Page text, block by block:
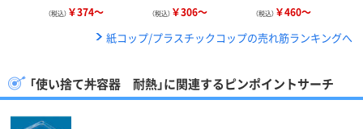
（税込） ￥374～ （税込） ￥306～ （税込） ￥460～
紙コップ/プラスチックコップの売れ筋ランキングへ
「使い捨て丼容器 耐熱」に関連するピンポイントサーチ